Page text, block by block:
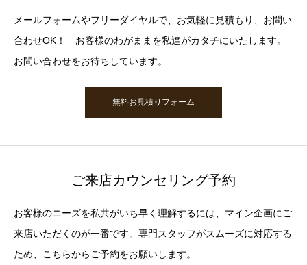
メールフォームやフリーダイヤルで、お気軽に見積もり、お問い
合わせOK！ お客様のわがままを私達がカタチにいたします。
お問い合わせをお待ちしています。
無料お見積りフォーム
ご来店カウンセリング予約
お客様のニーズを私共がいち早く理解するには、マイン企画にご
来店いただくのが一番です。専門スタッフがスムーズに対応する
ため、こちらからご予約をお願いします。